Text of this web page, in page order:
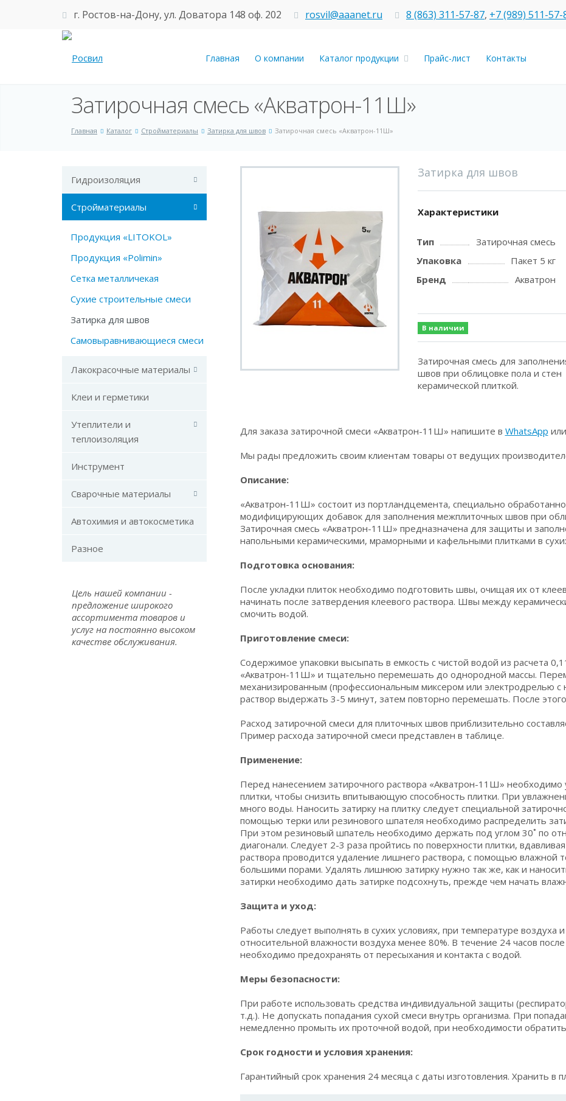
г. Ростов-на-Дону, ул. Доватора 148 оф. 202 rosvil@aaanet.ru 8 (863) 311-57-87, +7 (989) 511-57-
Главная О компании Каталог продукции Прайс-лист Контакты
Затирочная смесь «Акватрон-11Ш»
Главная Каталог Стройматериалы Затирка для швов Затирочная смесь «Акватрон-11Ш»
Гидроизоляция
Стройматериалы
Продукция «LITOKOL»
Продукция «Polimin»
Сетка металличекая
Сухие строительные смеси
Затирка для швов
Самовыравнивающиеся смеси
Лакокрасочные материалы
Клеи и герметики
Утеплители и
теплоизоляция
Инструмент
Сварочные материалы
Автохимия и автокосметика
Разное
Цель нашей компании -
предложение широкого
ассортимента товаров и
услуг на постоянно высоком
качестве обслуживания.
Затирка для швов
Характеристики
Тип
Затирочная смесь
Упаковка
Пакет 5 кг
Бренд
Акватрон
В наличии
Затирочная смесь для
швов при облицовке пола и стен
керамической плиткой.
Для заказа затирочной смеси «Акватрон-11Ш» напишите в WhatsApp
Мы рады предложить своим клиентам товары от ведущих
Описание:
«Акватрон-11Ш» состоит из портландцемента, специально
модифицирующих добавок для заполнения межплиточных швов при
Затирочная смесь «Акватрон-11Ш» предназначена для защиты и
напольными керамическими, мраморными и кафельными плитками в
Подготовка основания:
После укладки плиток необходимо подготовить швы, очищая их от
начинать после затвердения клеевого раствора. Швы между
смочить водой.
Приготовление смеси:
Содержимое упаковки высыпать в емкость с чистой водой из расчета
«Акватрон-11Ш» и тщательно перемешать до однородной массы.
механизированным (профессиональным миксером или электродрелью с
раствор выдержать 3-5 минут, затем повторно перемешать. После
Расход затирочной смеси для плиточных швов приблизительно
Пример расхода затирочной смеси представлен в таблице.
Применение:
Перед нанесением затирочного раствора «Акватрон-11Ш»
плитки, чтобы снизить впитывающую способность плитки. При
много воды. Наносить затирку на плитку следует специальной
помощью терки или резинового шпателя необходимо распределить
При этом резиновый шпатель необходимо держать под углом 30˚ по
диагонали. Следует 2-3 раза пройтись по поверхности плитки,
раствора проводится удаление лишнего раствора, с помощью влажной
большими порами. Удалять лишнюю затирку нужно так же, как и
затирки необходимо дать затирке подсохнуть, прежде чем начать
Защита и уход:
Работы следует выполнять в сухих условиях, при температуре воздуха
относительной влажности воздуха менее 80%. В течение 24 часов
необходимо предохранять от пересыхания и контакта с водой.
Меры безопасности:
При работе использовать средства индивидуальной защиты
т.д.). Не допускать попадания сухой смеси внутрь организма. При
немедленно промыть их проточной водой, при необходимости
Срок годности и условия хранения:
Гарантийный срок хранения 24 месяца с даты изготовления. Хранить в